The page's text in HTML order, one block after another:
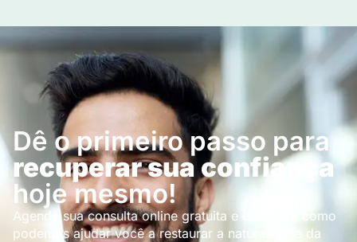
Dê o primeiro passo para
recuperar sua confiança
hoje mesmo!
Agende sua consulta online gratuita e descubra como
podemos ajudar você a restaurar a naturalidade da